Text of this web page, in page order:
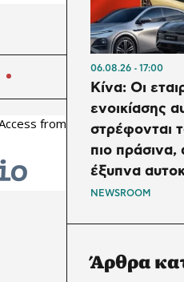
06.08.26 17:00
Κίνα: Οι
ενοικίασης
στρέφονται
πιο πράσινα,
έξυπνα
NEWSROOM
Άρθρα